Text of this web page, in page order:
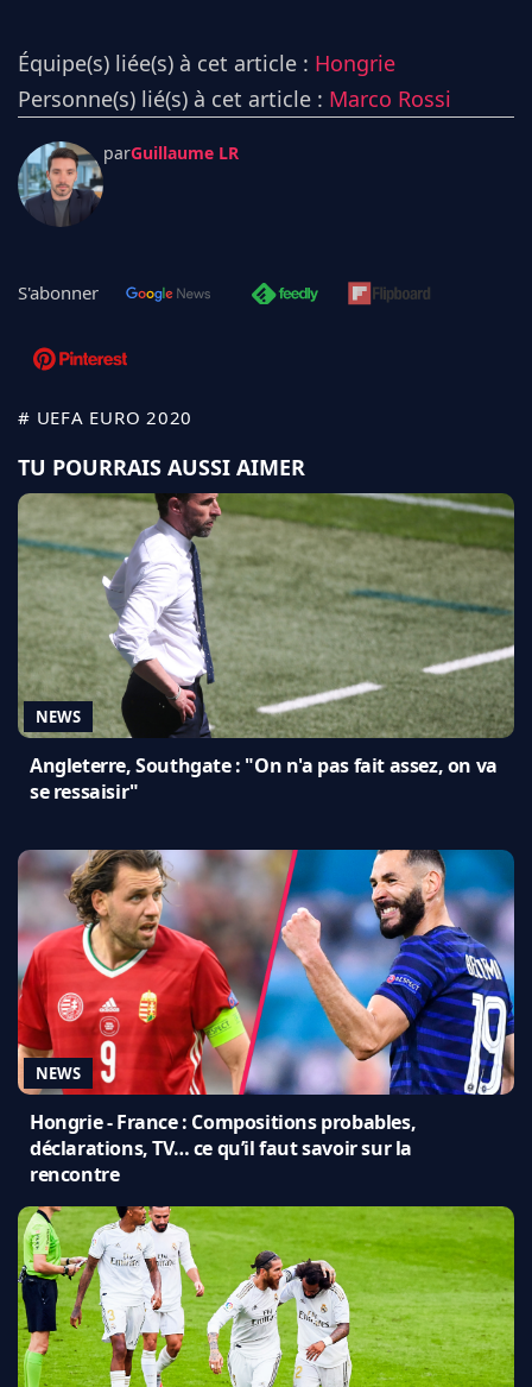
Équipe(s) liée(s) à cet article : Hongrie
Personne(s) lié(s) à cet article : Marco Rossi
parGuillaume LR
S'abonner
# UEFA EURO 2020
TU POURRAIS AUSSI AIMER
NEWS
Angleterre, Southgate : "On n'a pas fait assez, on va
se ressaisir"
NEWS
Hongrie - France : Compositions probables,
déclarations, TV… ce qu’il faut savoir sur la
rencontre